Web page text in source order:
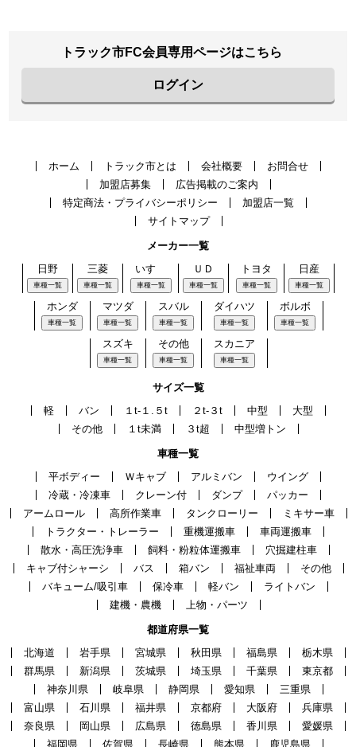
トラック市FC会員専用ページはこちら
ログイン
ホーム トラック市とは 会社概要
お問合せ
加盟店募集
広告掲載のご案内
特定商法・プライバシーポリシー
加盟店一覧
サイトマップ
メーカー一覧
日野
車種一覧
三菱
車種一覧
いすゞ
車種一覧
ＵＤ
車種一覧
トヨタ
車種一覧
日産
車種一覧
ホンダ
車種一覧
マツダ
車種一覧
スバル
車種一覧
ダイハツ
車種一覧
ボルボ
車種一覧
スズキ
車種一覧
その他
車種一覧
スカニア
車種一覧
サイズ一覧
軽
バン １t-１.５t ２t-３t 中型
大型
その他
１t未満 ３t超 中型増トン
車種一覧
平ボディー
Ｗキャブ アルミバン
ウイング
冷蔵・冷凍車
クレーン付 ダンプ
パッカー
アームロール
高所作業車 タンクローリー
ミキサー車
トラクター・トレーラー
重機運搬車
車両運搬車
散水・高圧洗浄車
飼料・粉粒体運搬車
穴掘建柱車
キャブ付シャーシ
バス 箱バン 福祉車両
その他
バキューム/吸引車
保冷車 軽バン
ライトバン
建機・農機
上物・パーツ
都道府県一覧
北海道
岩手県 宮城県 秋田県 福島県
栃木県
群馬県
新潟県 茨城県 埼玉県 千葉県
東京都
神奈川県
岐阜県 静岡県 愛知県
三重県
富山県
石川県 福井県 京都府 大阪府
兵庫県
奈良県
岡山県 広島県 徳島県 香川県
愛媛県
福岡県
佐賀県 長崎県 熊本県 鹿児島県